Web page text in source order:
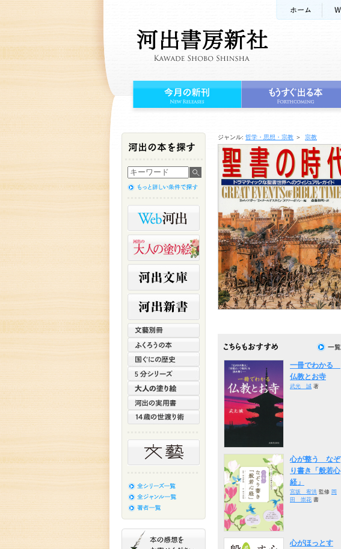
ジャンル: 哲学・思想・宗教 ＞ 宗教
一冊でわかる
仏教とお寺
武光 誠 著
心が整う なぞ
り書き「般若心
経」
宮坂 宥洪 監修 岡
田 崇花 書
心がほっとす